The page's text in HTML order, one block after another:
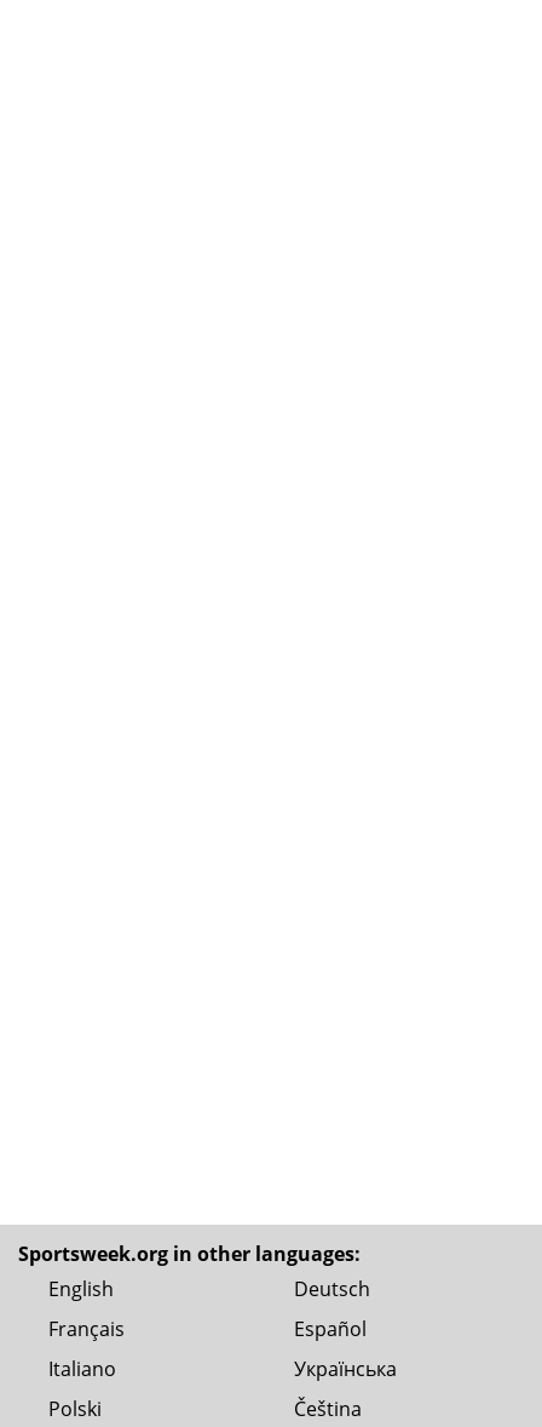
Sportsweek.org in other languages:
English
Deutsch
Français
Español
Italiano
Українська
Polski
Čeština